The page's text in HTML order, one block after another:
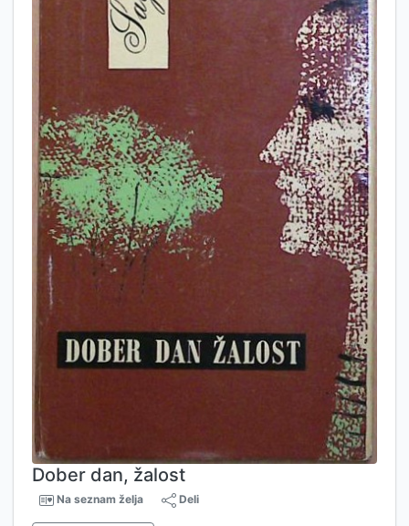
Dober dan, žalost
Na seznam želja Deli